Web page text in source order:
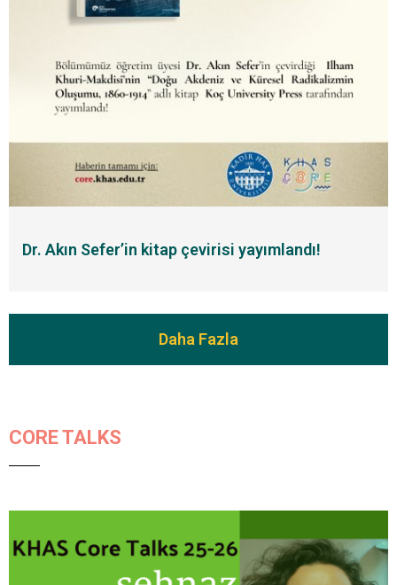
Dr. Akın Sefer’in kitap çevirisi yayımlandı!
Daha Fazla
CORE TALKS